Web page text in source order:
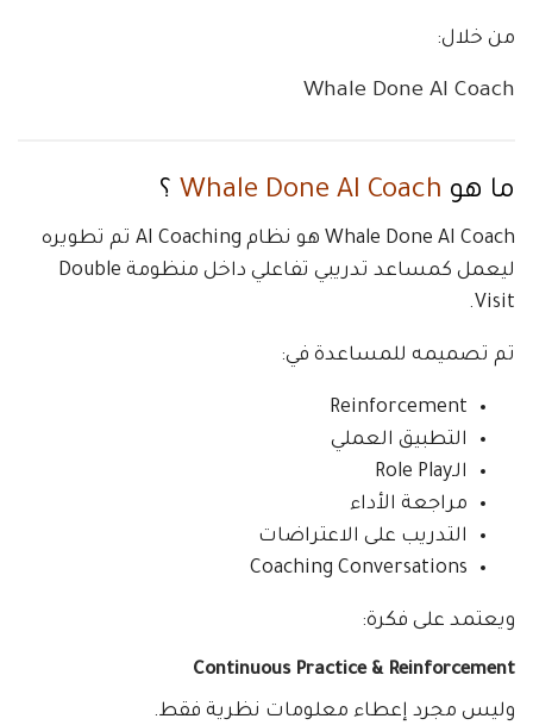
من خلال:
Whale Done AI Coach
ما هو ؟
Whale Done AI Coach هو نظام AI Coaching تم تطويره
ليعمل كمساعد تدريبي تفاعلي داخل منظومة Double
Visit.
تم تصميمه للمساعدة في:
Reinforcement
التطبيق العملي
الـRole Play
مراجعة الأداء
التدريب على الاعتراضات
Coaching Conversations
ويعتمد على فكرة:
Continuous Practice & Reinforcement
وليس مجرد إعطاء معلومات نظرية فقط.